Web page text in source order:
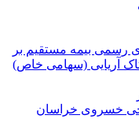
رسمی بیمه مستقیم بر
آریایی (سهامی خاص)
خسروی خراسان